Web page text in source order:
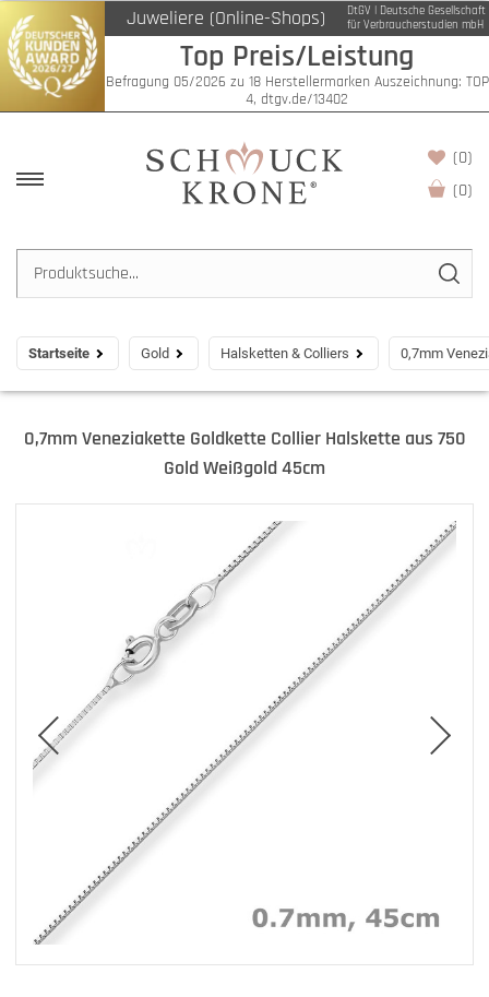
Juweliere (Online-Shops)
DtGV | Deutsche Gesellschaft
für Verbraucherstudien mbH
Top Preis/Leistung
Befragung 05/2026 zu 18 Herstellermarken Auszeichnung: TOP
4, dtgv.de/13402
(0)
(0)
Startseite Gold Halsketten & Colliers 0,7mm
0,7mm Veneziakette Goldkette Collier Halskette aus 750
Gold Weißgold 45cm